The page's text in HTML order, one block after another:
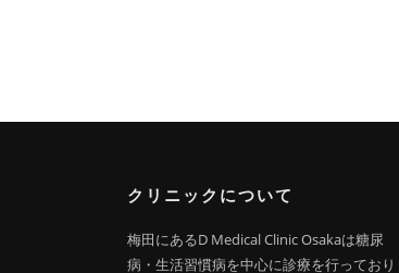
クリニックについて
梅田にあるD Medical Clinic Osakaは糖尿
病・生活習慣病を中心に診療を行っており